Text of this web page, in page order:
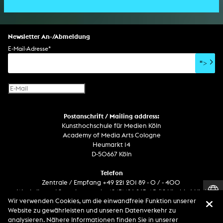
Setdesign
Soundtrack
Kunst am Bau
Album
Soundeffekte
Computerspiel
Benutzerinterface
Virtual Reality
Internet-Fernsehen
Computergrafik
Computerinstallation
Drehbuch
Buchprojekt
Text
Newsletter An-/Abmeldung
E-Mail-Adresse*
">
Postanschrift / Mailing address:
Kunsthochschule für Medien Köln
Academy of Media Arts Cologne
Heumarkt 14
D-50667 Köln
Telefon
Zentrale / Empfang +49 221 201 89 - 0 / - 400
Wachdienst / Security guard +49 151 186 863 40 (19 Uhr bis 6 Uhr)
Wir verwenden Cookies, um die einwandfreie Funktion unserer
Website zu gewährleisten und unseren Datenverkehr zu
analysieren. Nähere Informationen finden Sie in unserer